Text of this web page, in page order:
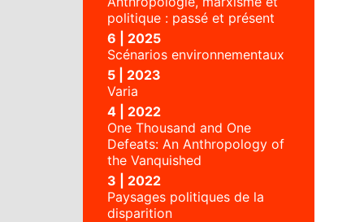
politique : passé et présent
6 | 2025
Scénarios environnementaux
5 | 2023
Varia
4 | 2022
One Thousand and One
Defeats: An Anthropology of
the Vanquished
3 | 2022
Paysages politiques de la
disparition